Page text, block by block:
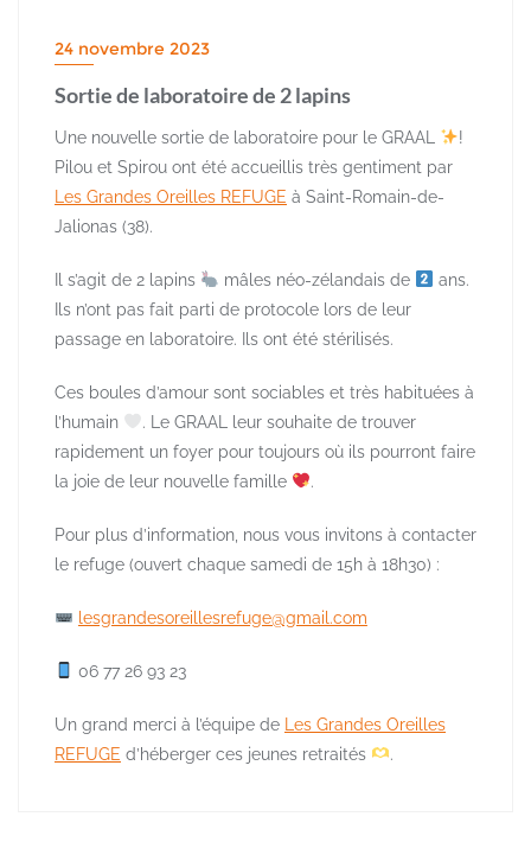
24 novembre 2023
Sortie de laboratoire de 2 lapins
Une nouvelle sortie de laboratoire pour le GRAAL
!
Pilou et Spirou ont été accueillis très gentiment par
Les Grandes Oreilles REFUGE à Saint-Romain-de-
Jalionas (38).
Il s’agit de 2 lapins mâles néo-zélandais de
ans.
Ils n’ont pas fait parti de protocole lors de leur
passage en laboratoire. Ils ont été stérilisés.
Ces boules d’amour sont sociables et très habituées à
l’humain
. Le GRAAL leur souhaite de trouver
rapidement un foyer pour toujours où ils pourront faire
la joie de leur nouvelle famille
.
Pour plus d’information, nous vous invitons à contacter
le refuge (ouvert chaque samedi de 15h à 18h30) :
lesgrandesoreillesrefuge@gmail.com
06 77 26 93 23
Un grand merci à l’équipe de
Les Grandes Oreilles
REFUGE d’héberger ces jeunes retraités .